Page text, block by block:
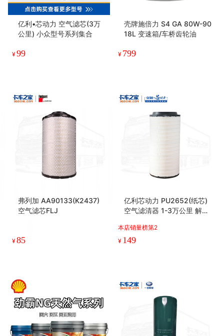
亿利•芯动力 空气滤芯(3万
公里) 小众型号系列集合
¥99
壳牌施倍力 S4 GA 80W-90
18L 变速箱/车桥齿轮油
¥ 799
弗列加 AA90133(K2437)
空气滤芯FLJ
¥85
亿利芯动力 PU2652(纸芯)
空气滤清器 1-3万公里 解放
本店销量榜第2
¥ 149